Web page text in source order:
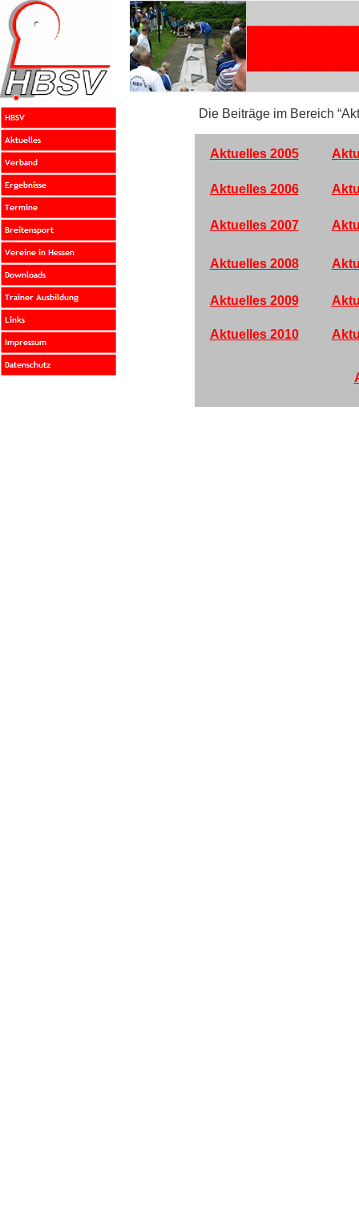
Die Beiträge im Bereich
Aktuelles 2005
Aktuelles 2006
Aktuelles 2007
Aktuelles 2008
Aktuelles 2009
Aktuelles 2010